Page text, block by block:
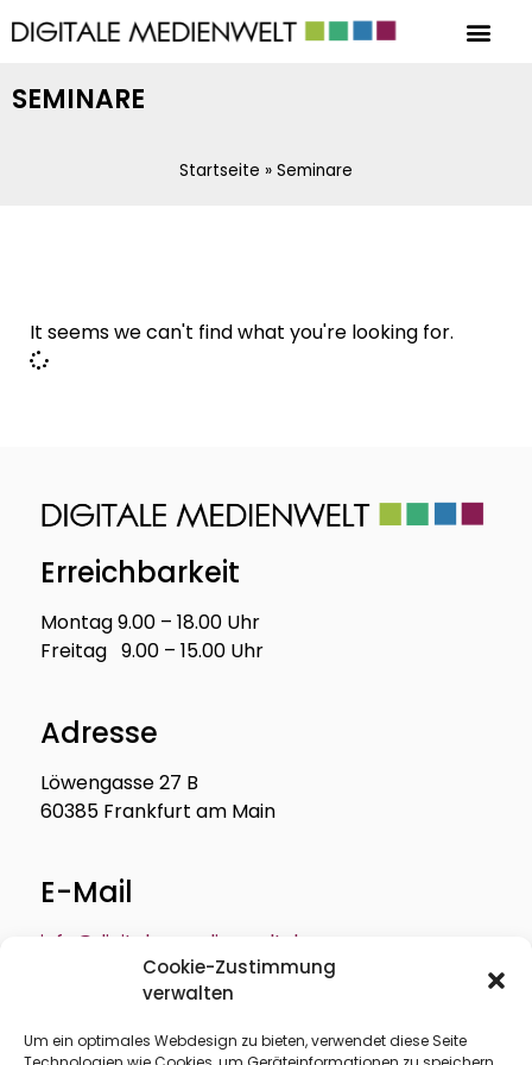
Cookie-Zustimmung
verwalten
Um ein optimales Webdesign zu bieten, verwendet diese Seite
SEMINARE
Startseite » Seminare
It seems we can't find what you're looking for.
Erreichbarkeit
Montag 9.00 – 18.00 Uhr
Freitag 9.00 – 15.00 Uhr
Adresse
Löwengasse 27 B
60385 Frankfurt am Main
E-Mail
info@digitale-medienwelt.de